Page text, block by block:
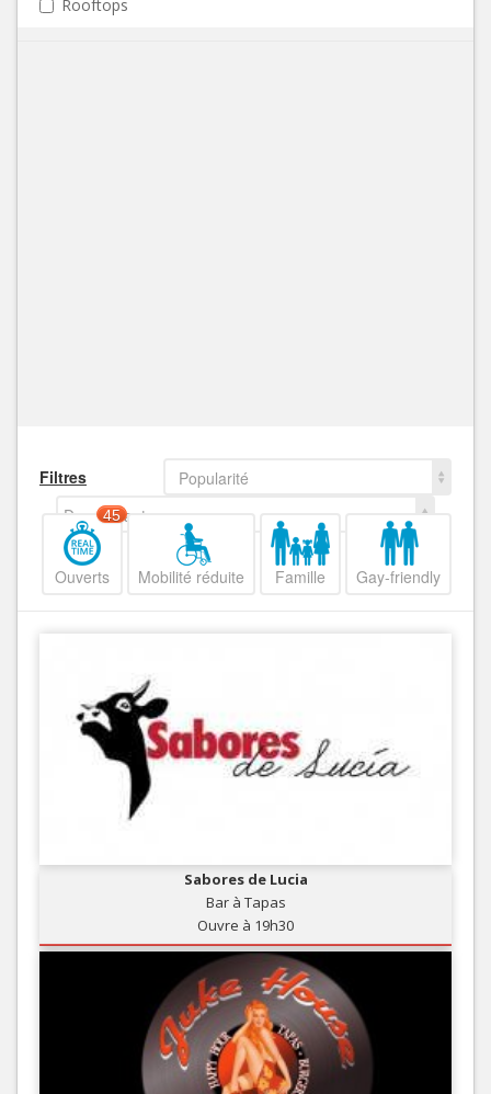
Rooftops
Filtres
Popularité
Decroissant
Ouverts
45
Mobilité réduite Famille Gay-friendly
Sabores de Lucia
Bar à Tapas
Ouvre à 19h30